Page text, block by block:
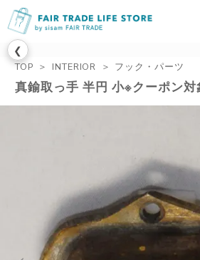
FAIR
❮
TOP INTERIOR フック・パーツ
真鍮取っ手 半円 小※クーポン対